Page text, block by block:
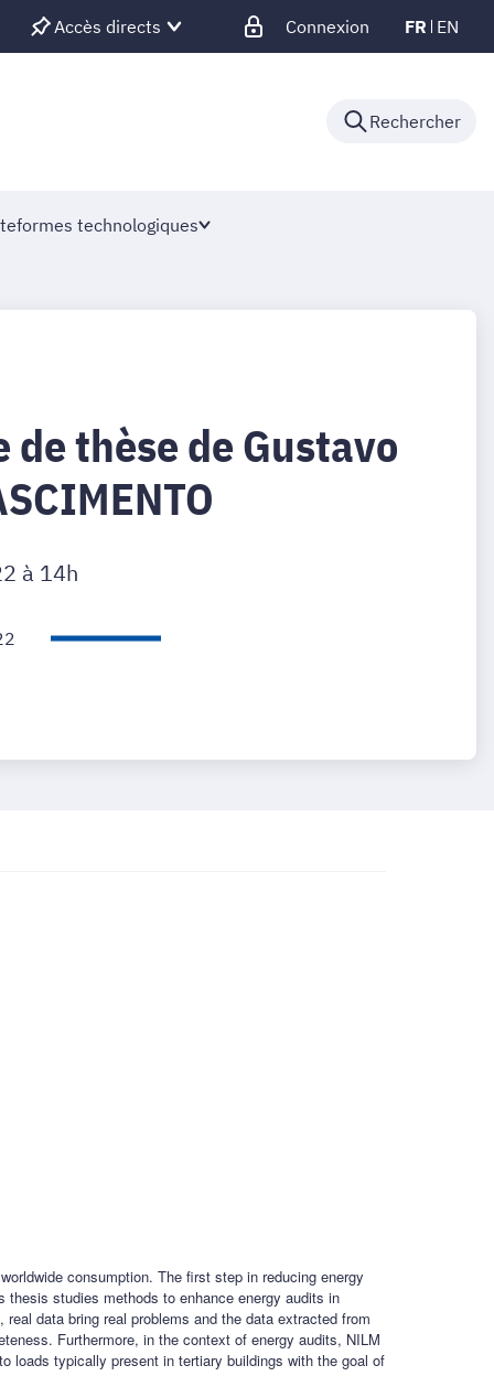
Accès directs Connexion FR EN
Rechercher
technologiques
de thèse de Gustavo
à 14h
consumption. The first step in reducing energy
studies methods to enhance energy audits in
data bring real problems and the data extracted from
Furthermore, in the context of energy audits, NILM
loads typically present in tertiary buildings with the goal of